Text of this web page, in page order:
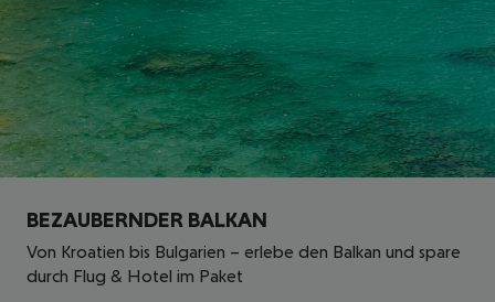
BEZAUBERNDER BALKAN
Von Kroatien bis Bulgarien – erlebe den Balkan und spare
durch Flug & Hotel im Paket